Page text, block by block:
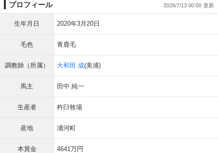
プロフィール 2026/7/13 00:00
生年月日 2020年3月20日
毛色 青鹿毛
調教師（所属） 大和田 成(美浦)
馬主 田中 純一
生産者 杵臼牧場
産地 浦河町
本賞金 4641万円